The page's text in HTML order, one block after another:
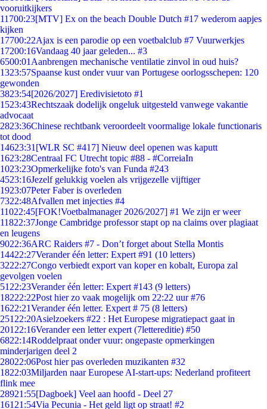
vooruitkijkers
11700:23[MTV] Ex on the beach Double Dutch #17 wederom aapjes
kijken
17700:22Ajax is een parodie op een voetbalclub #7 Vuurwerkjes
17200:16Vandaag 40 jaar geleden... #3
6500:01 Aanbrengen mechanische ventilatie zinvol in oud huis?
1323:57Spaanse kust onder vuur van Portugese oorlogsschepen: 120
gewonden
3823:54[2026/2027] Eredivisietoto #1
1523:43Rechtszaak dodelijk ongeluk uitgesteld vanwege vakantie
advocaat
2823:36Chinese rechtbank veroordeelt voormalige lokale functionaris
tot dood
14623:31 [WLR SC #417] Nieuw deel openen was kaputt
1623:28Centraal FC Utrecht topic #88 - #CorreiaIn
1023:23Opmerkelijke foto's van Funda #243
4523:16Jezelf gelukkig voelen als vrijgezelle vijftiger
1923:07Peter Faber is overleden
7322:48Afvallen met injecties #4
11022:45[FOK!Voetbalmanager 2026/2027] #1 We zijn er weer
11822:37Jonge Cambridge professor stapt op na claims over plagiaat
en leugens
9022:36ARC Raiders #7 - Don’t forget about Stella Montis
14422:27Verander één letter: Expert #91 (10 letters)
3222:27Congo verbiedt export van koper en kobalt, Europa zal
gevolgen voelen
51 22:23Verander één letter: Expert #143 (9 letters)
18222:22Post hier zo vaak mogelijk om 22:22 uur #76
1622:21Verander één letter. Expert # 75 (8 letters)
251 22:20Asielzoekers #22 : Het Europese migratiepact gaat in
201 22:16Verander een letter expert (7lettereditie) #50
6822:14Roddelpraat onder vuur: ongepaste opmerkingen
minderjarigen deel 2
28022:06Post hier pas overleden muzikanten #32
1822:03Miljarden naar Europese AI-start-ups: Nederland profiteert
flink mee
28921:55[Dagboek] Veel aan hoofd - Deel 27
161 21:54Via Pecunia - Het geld ligt op straat! #2